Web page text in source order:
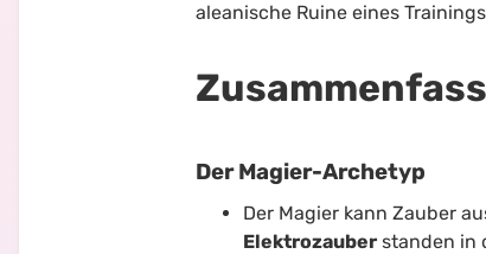
aleanische Ruine eines
Der Magier-Archetyp
Der Magier kann Zauber
Elektrozauber standen in